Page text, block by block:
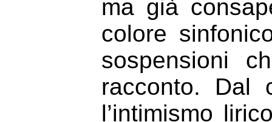
ma già
colore
sospensioni
racconto. Dal
l’intimismo